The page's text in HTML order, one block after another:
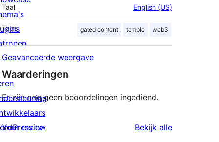
Taal English (US)
Tags gated content temple web3
Geavanceerde weergave
Waarderingen
Er zijn nog geen beoordelingen ingediend.
Your review Bekijk alle